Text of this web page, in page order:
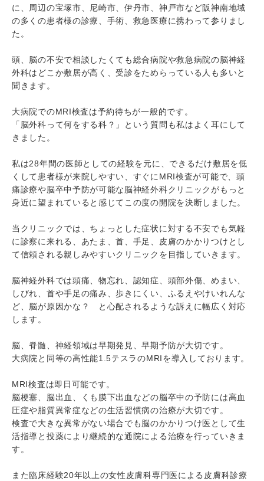
に、周辺の宝塚市、尼崎市、伊丹市、神戸市など阪神南地域
の多くの患者様の診療、手術、救急医療に携わって参りまし
た。
頭、脳の不安で相談したくても総合病院や救急病院の脳神経
外科はどこか敷居が高く、受診をためらっている人も多いと
聞きます。
大病院でのMRI検査は予約待ちが一般的です。
「脳外科って何をする科？」という質問も私はよく耳にして
きました。
私は28年間の医師としての経験を元に、できるだけ敷居を低
くして患者様が来院しやすい、すぐにMRI検査が可能で、頭
痛診療や脳卒中予防が可能な脳神経外科クリニックがもっと
身近に望まれていると感じてこの度の開院を決断しました。
当クリニックでは、ちょっとした症状に対する不安でも気軽
に診察に来れる、あたま、首、手足、皮膚のかかりつけとし
て信頼される親しみやすいクリニックを目指していきます。
脳神経外科では頭痛、物忘れ、認知症、頭部外傷、めまい、
しびれ、首や手足の痛み、歩きにくい、ふるえやけいれんな
ど、脳が原因かな？ と心配されるような訴えに幅広く対応
します。
脳、脊髄、神経領域は早期発見、早期予防が大切です。
大病院と同等の高性能1.5テスラのMRIを導入しております。
MRI検査は即日可能です。
脳梗塞、脳出血、くも膜下出血などの脳卒中の予防には高血
圧症や脂質異常症などの生活習慣病の治療が大切です。
検査で大きな異常がない場合でも脳のかかりつけ医として生
活指導と投薬により継続的な通院による治療を行っていきま
す。
また臨床経験20年以上の女性皮膚科専門医による皮膚科診療